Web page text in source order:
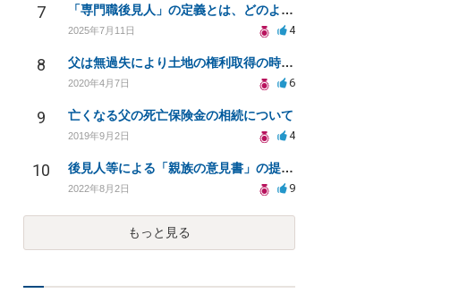
7 「専門職後見人」の定義とは、どのようなものなのですか？
2025年7月11日 4
8 父は無過失により土地の権利取得の時効となりますか？
2020年4月7日 6
9 亡くなる父の死亡保険金の相続について
2019年9月2日 4
10 後見人等による「親族の意見書」の提出を無視した場合のデメリットと今後に関して
2022年8月2日 9
もっと見る